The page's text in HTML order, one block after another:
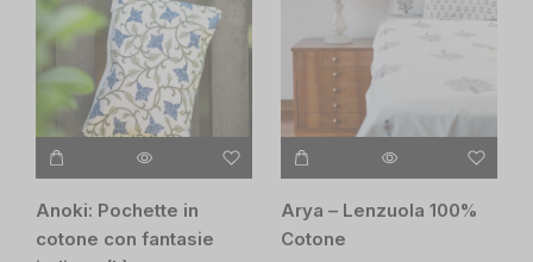
Anoki: Pochette in
cotone con fantasie
Arya – Lenzuola 100%
Cotone